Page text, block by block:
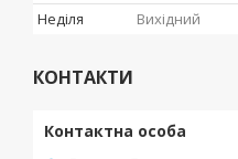
Неділя
Вихідний
КОНТАКТИ